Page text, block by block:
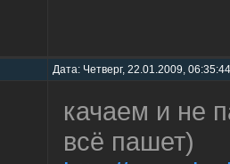
Дата: Четверг, 22.01.2009,
качаем и не
всё пашет)